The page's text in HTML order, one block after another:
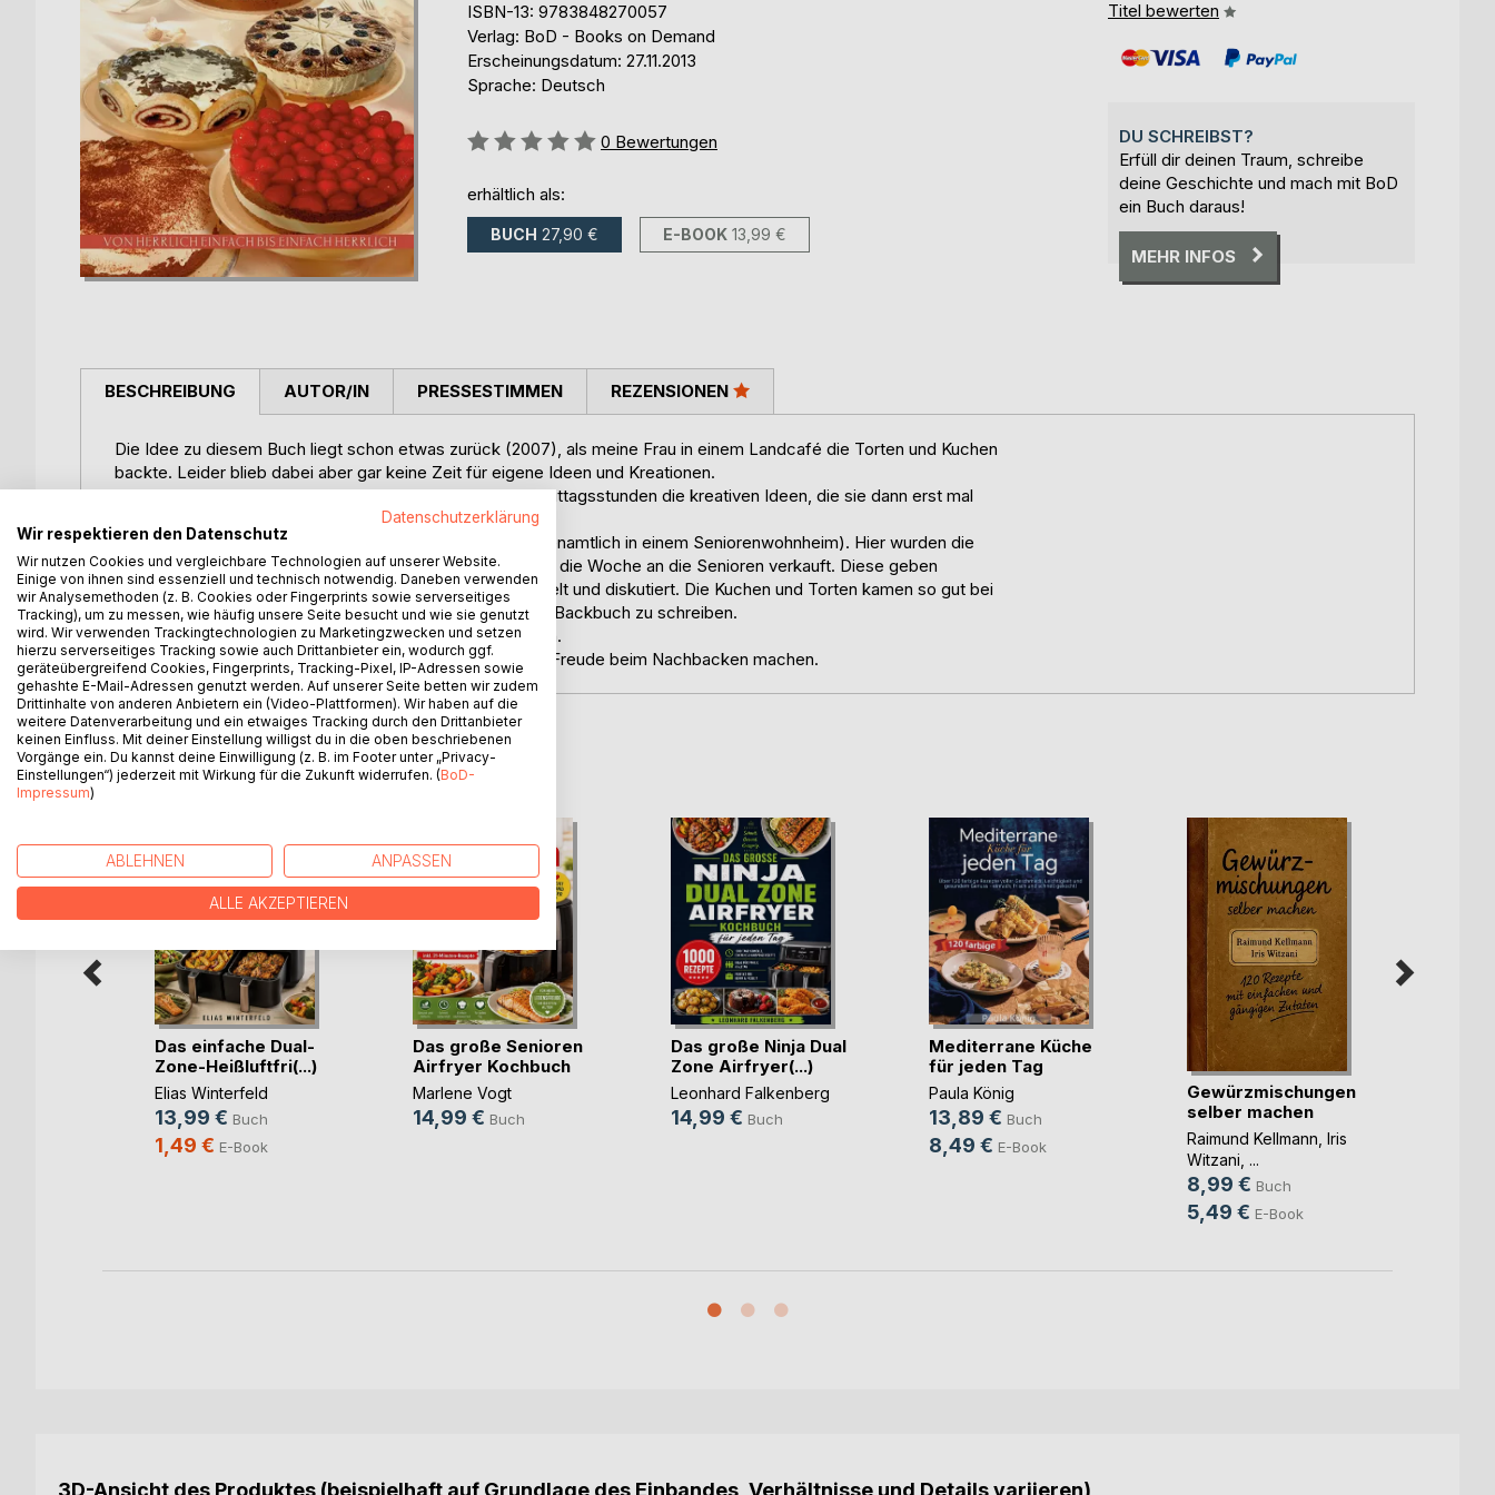
ISBN-13: 9783848270057
Verlag: BoD - Books on Demand
Erscheinungsdatum: 27.11.2013
Sprache: Deutsch
Bewertung::
0 Bewertungen
erhältlich als:
BUCH 27,90 € E-BOOK 13,99 €
Titel bewerten
DU SCHREIBST?
Erfüll dir deinen Traum, schreibe
deine Geschichte und mach mit BoD
ein Buch daraus!
MEHR INFOS
BESCHREIBUNG
Die Idee zu diesem Buch liegt schon etwas zurück (2007), als meine Frau in einem Landcafé die Torten und Kuchen
backte. Leider blieb dabei aber gar keine Zeit für eigene Ideen und Kreationen.
In unserem Sommerurlaub kamen ihr dann während der Mittagsstunden die kreativen Ideen, die sie dann erst mal
Nach dem Urlaub begann ein neuer Arbeitsabschnitt (ehrenamtlich in einem Seniorenwohnheim). Hier wurden die
Ideen in die Tat umgesetzt. Die Kuchen werden mehrmals die Woche an die Senioren verkauft. Diese geben
wohlwollend sofort Rückmeldung. Auch wird gefachsimpelt und diskutiert. Die Kuchen und Torten kamen so gut bei
den Bewohnern an, dass wir uns entschlossen haben, ein Backbuch zu schreiben.
Fortan wurden alle Kuchen und Torten im Bild festgehalten.
Das Ergebnis liegt nun in Ihren Händen und soll Spaß und Freude beim Nachbacken machen.
AUTOR/IN PRESSESTIMMEN REZENSIONEN
WEITERE TITEL BEIBoD
Das einfache Dual-
Zone-Heißluftfri(...)
Elias Winterfeld
13,99 € Buch
1,49 € E-Book
Das große Senioren
Airfryer Kochbuch
Marlene Vogt
14,99 € Buch
Das große Ninja Dual
Zone Airfryer(...)
Leonhard Falkenberg
14,99 € Buch
Mediterrane Küche
für jeden Tag
Paula König
13,89 € Buch
8,49 € E-Book
Gewürzmischungen
selber machen
Raimund Kellmann Iris
Witzani , ...
8,99 € Buch
5,49 € E-Book
3D-Ansicht des Produktes (beispielhaft auf Grundlage des Einbandes, Verhältnisse und Details variieren)
Datenschutzerklärung
Wir respektieren den Datenschutz
Wir nutzen Cookies und vergleichbare Technologien auf unserer Website.
Einige von ihnen sind essenziell und technisch notwendig. Daneben verwenden
wir Analysemethoden (z. B. Cookies oder Fingerprints sowie serverseitiges
Tracking), um zu messen, wie häufig unsere Seite besucht und wie sie genutzt
wird. Wir verwenden Trackingtechnologien zu Marketingzwecken und setzen
hierzu serverseitiges Tracking sowie auch Drittanbieter ein, wodurch ggf.
geräteübergreifend Cookies, Fingerprints, Tracking-Pixel, IP-Adressen sowie
gehashte E-Mail-Adressen genutzt werden. Auf unserer Seite betten wir zudem
Drittinhalte von anderen Anbietern ein (Video-Plattformen). Wir haben auf die
weitere Datenverarbeitung und ein etwaiges Tracking durch den Drittanbieter
keinen Einfluss. Mit deiner Einstellung willigst du in die oben beschriebenen
Vorgänge ein. Du kannst deine Einwilligung (z. B. im Footer unter „Privacy-
Einstellungen“) jederzeit mit Wirkung für die Zukunft widerrufen. (BoD-
Impressum)
ABLEHNEN ANPASSEN
ALLE AKZEPTIEREN